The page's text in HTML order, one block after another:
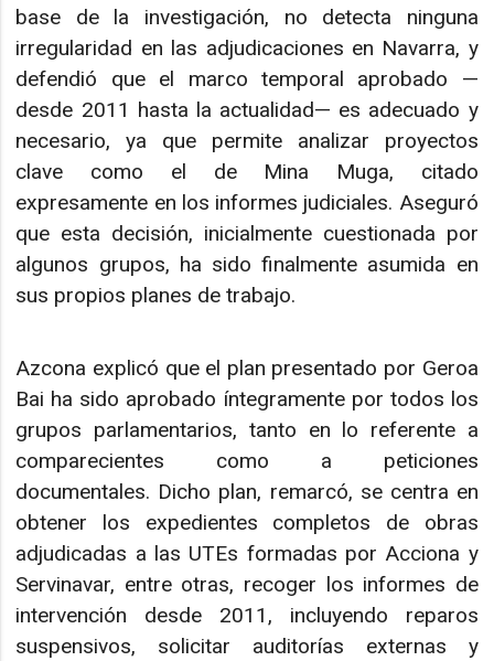
base de la investigación, no detecta ninguna
irregularidad en las adjudicaciones en Navarra, y
defendió que el marco temporal aprobado —
desde 2011 hasta la actualidad— es adecuado y
necesario, ya que permite analizar proyectos
clave como el de Mina Muga, citado
expresamente en los informes judiciales. Aseguró
que esta decisión, inicialmente cuestionada por
algunos grupos, ha sido finalmente asumida en
sus propios planes de trabajo.
Azcona explicó que el plan presentado por Geroa
Bai ha sido aprobado íntegramente por todos los
grupos parlamentarios, tanto en lo referente a
comparecientes como a peticiones
documentales. Dicho plan, remarcó, se centra en
obtener los expedientes completos de obras
adjudicadas a las UTEs formadas por Acciona y
Servinavar, entre otras, recoger los informes de
intervención desde 2011, incluyendo reparos
suspensivos, solicitar auditorías externas y